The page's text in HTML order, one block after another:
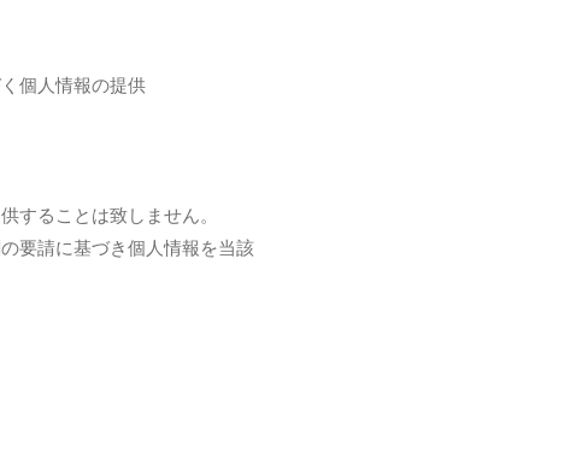
個人情報の提供
することは致しません。
要請に基づき個人情報を当該